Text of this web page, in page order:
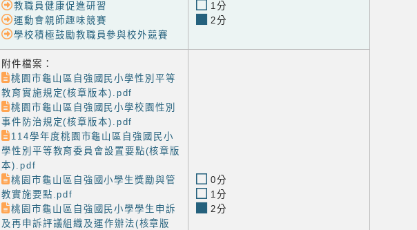
教職員健康促進研習
運動會親師趣味競賽
學校積極鼓勵教職員參與校外競賽
1分
2分
附件檔案：
桃園市龜山區自強國民小學性別平等
教育實施規定(核章版本).pdf
桃園市龜山區自強國民小學校園性別
事件防治規定(核章版本).pdf
114學年度桃園市龜山區自強國民小
學性別平等教育委員會設置要點(核章版
本).pdf
桃園市龜山區自強國小學生獎勵與管
教實施要點.pdf
桃園市龜山區自強國民小學學生申訴
及再申訴評議組織及運作辦法(核章版
0分
1分
2分